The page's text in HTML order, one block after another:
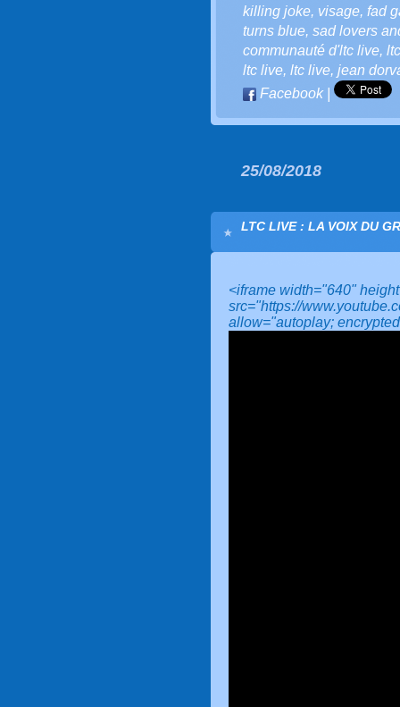
killing joke, visage, fad
turns blue, sad lovers
communauté d'ltc live,
ltc live, ltc live, jean
Facebook|
25/08/2018
LTC LIVE : LA VOIX DU
<iframe width="640"
src="https://
allow="autoplay;